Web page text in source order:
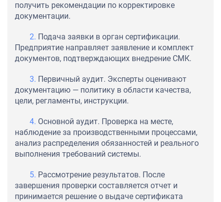
получить рекомендации по корректировке
документации.
Подача заявки в орган сертификации.
Предприятие направляет заявление и комплект
документов, подтверждающих внедрение СМК.
Первичный аудит. Эксперты оценивают
документацию — политику в области качества,
цели, регламенты, инструкции.
Основной аудит. Проверка на месте,
наблюдение за производственными процессами,
анализ распределения обязанностей и реального
выполнения требований системы.
Рассмотрение результатов. После
завершения проверки составляется отчет и
принимается решение о выдаче сертификата